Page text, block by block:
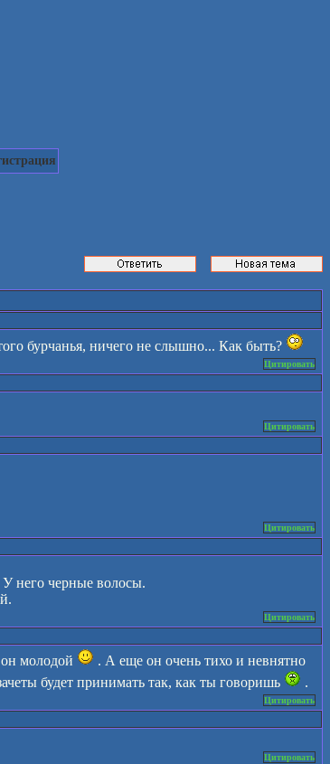
бурчанья, ничего не слышно... Как быть?
Цитировать
Цитировать
Цитировать
него черные волосы.
Цитировать
молодой
. А еще он очень тихо и невнятно
будет принимать так, как ты говоришь .
Цитировать
Цитировать